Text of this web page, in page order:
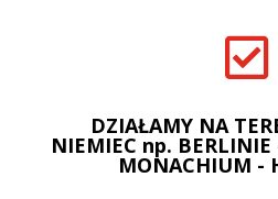

DZIAŁAMY NA
NIEMIEC np. BERLINIE
MONACHIUM -